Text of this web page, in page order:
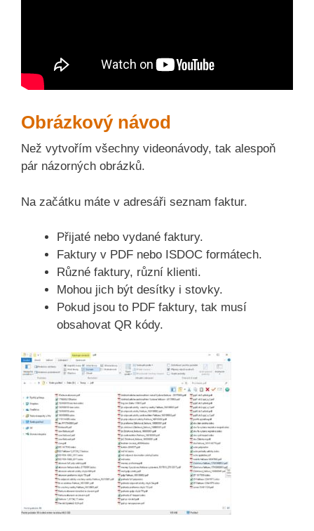
Obrázkový návod
Než vytvořím všechny videonávody, tak alespoň
pár názorných obrázků.
Na začátku máte v adresáři seznam faktur.
Přijaté nebo vydané faktury.
Faktury v PDF nebo ISDOC formátech.
Různé faktury, různí klienti.
Mohou jich být desítky i stovky.
Pokud jsou to PDF faktury, tak musí
obsahovat QR kódy.